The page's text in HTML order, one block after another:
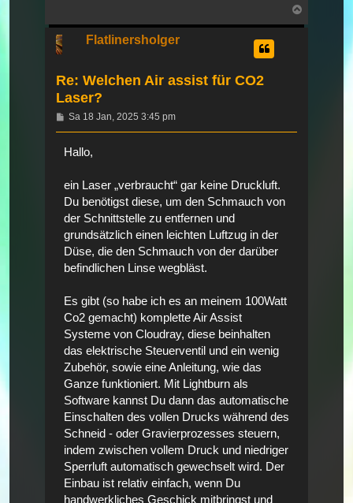
oben
Flatlinersholger
Re: Welchen Air assist für CO2
Laser?
Beitrag
Sa 18 Jan, 2025 3:45 pm
Hallo,
ein Laser „verbraucht“ gar keine Druckluft.
Du benötigst diese, um den Schmauch von
der Schnittstelle zu entfernen und
grundsätzlich einen leichten Luftzug in der
Düse, die den Schmauch von der darüber
befindlichen Linse wegbläst.
Es gibt (so habe ich es an meinem 100Watt
Co2 gemacht) komplette Air Assist
Systeme von Cloudray, diese beinhalten
das elektrische Steuerventil und ein wenig
Zubehör, sowie eine Anleitung, wie das
Ganze funktioniert. Mit Lightburn als
Software kannst Du dann das automatische
Einschalten des vollen Drucks während des
Schneid - oder Gravierprozesses steuern,
indem zwischen vollem Druck und niedriger
Sperrluft automatisch gewechselt wird. Der
Einbau ist relativ einfach, wenn Du
handwerkliches Geschick mitbringst und